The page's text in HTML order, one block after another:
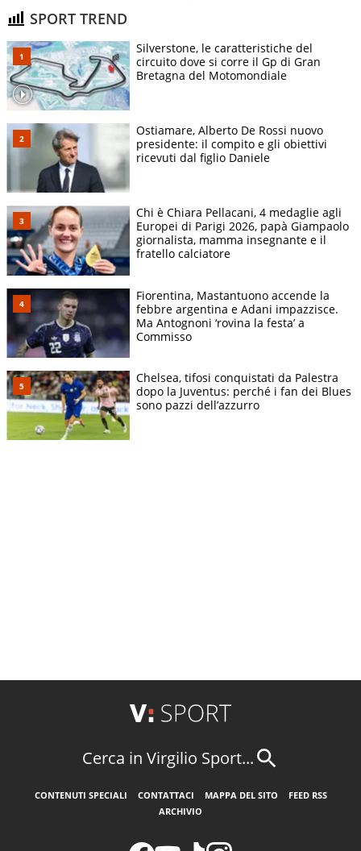
SPORT TREND
Silverstone, le caratteristiche del
circuito dove si corre il Gp di Gran
Bretagna del Motomondiale
Ostiamare, Alberto De Rossi nuovo
presidente: il compito e gli obiettivi
ricevuti dal figlio Daniele
Chi è Chiara Pellacani, 4 medaglie agli
Europei di Parigi 2026, papà Giampaolo
giornalista, mamma insegnante e il
fratello calciatore
Fiorentina, Mastantuono accende la
febbre argentina e Adani impazzisce.
Ma Antognoni ‘rovina la festa’ a
Commisso
Chelsea, tifosi conquistati da Palestra
dopo la Juventus: perché i fan dei Blues
sono pazzi dell’azzurro
Cerca in Virgilio Sport...
CONTENUTI SPECIALI CONTATTACI MAPPA DEL SITO
FEED RSS
ARCHIVIO